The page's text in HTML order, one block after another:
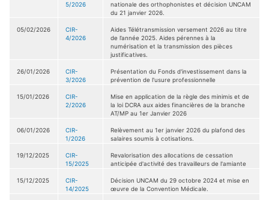
5/2026
nationale des orthophonistes et décision UNCAM
du 21 janvier 2026.
05/02/2026
CIR-
4/2026
Aides Télétransmission versement 2026 au titre
de l’année 2025. Aides pérennes à la
numérisation et la transmission des pièces
justificatives.
26/01/2026
CIR-
3/2026
Présentation du Fonds d'investissement dans la
prévention de l'usure professionnelle
15/01/2026
CIR-
2/2026
Mise en application de la règle des minimis et de
la loi DCRA aux aides financières de la branche
AT/MP au 1er Janvier 2026
06/01/2026
CIR-
1/2026
Relèvement au 1er janvier 2026 du plafond des
salaires soumis à cotisations.
19/12/2025
CIR-
15/2025
Revalorisation des allocations de cessation
anticipée d'activité des travailleurs de l'amiante
15/12/2025
CIR-
14/2025
Décision UNCAM du 29 octobre 2024 et mise en
œuvre de la Convention Médicale.